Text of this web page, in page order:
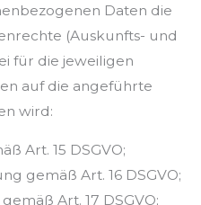
Daten die
(Auskunfts- und
für die jeweiligen
auf die angeführte
wird:
Art. 15 DSGVO;
gemäß Art. 16 DSGVO;
Art. 17 DSGVO;